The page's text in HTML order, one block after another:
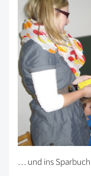
… und ins